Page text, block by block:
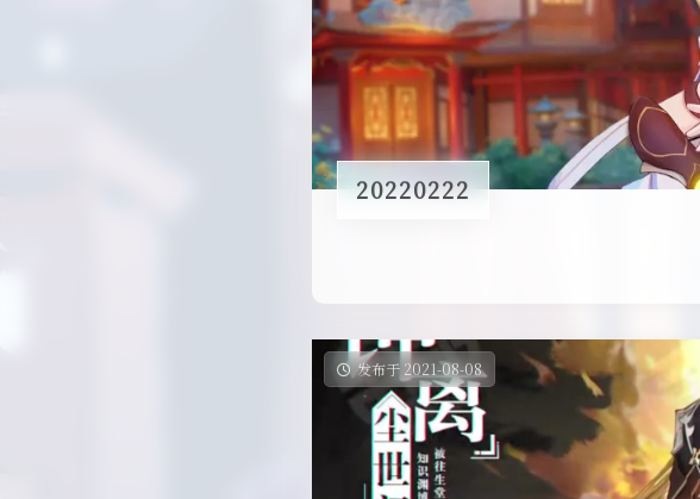
20220222
发布于 2021-08-08